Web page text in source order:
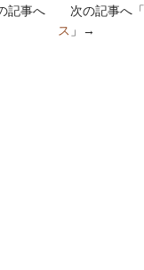
記事へ 次の記事へ「
ス 」→